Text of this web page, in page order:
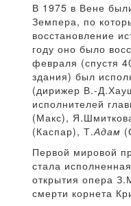
В 1975 в Вене
Земпера, по
восстановление
году оно было
февраля (спустя
здания) был
(дирижер В.-
исполнителей
(Макс),
(Каспар), Т.Адам
Первой мировой
стала
открытия опера
смерти корнета